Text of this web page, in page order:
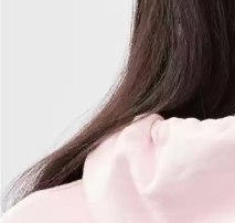
à l’expédition des
par deux
partenariat avec
les émissions des
depuis nos
d’expédition en
plus propres (pour